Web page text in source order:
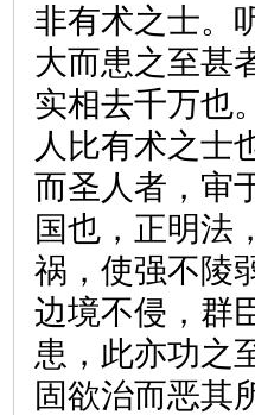
非有术之士。
大而患之至甚
实相去千万也
人比有术之士
而圣人者，审
国也，正明法
祸，使强不陵
边境不侵，群
患，此亦功之
固欲治而恶其